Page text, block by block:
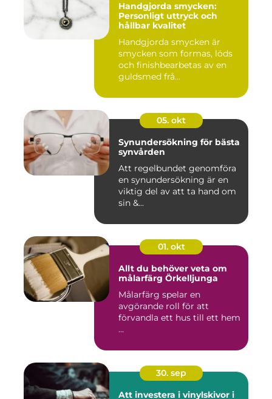
Handgjorda smycken:
Personligt uttryck och
hållbar kvalitet
Handgjorda smycken är
smycken som formas, löds
och finishbearbetas av en
guldsmed frå...
05. okt
Synundersökning för bästa
synvården
Att regelbundet genomföra
en synundersökning är en
viktig del av att ta hand om
sin &...
01. okt
Allt du behöver veta om
målarfärg Örkelljunga
Målarfärg spelar en
avgörande roll för att
förvandla ett hus till ett hem
...
30. sep
Att investera i vinylskivor i